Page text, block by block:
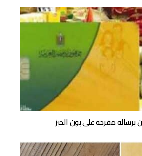
برساله مفرحه على بون الخبز